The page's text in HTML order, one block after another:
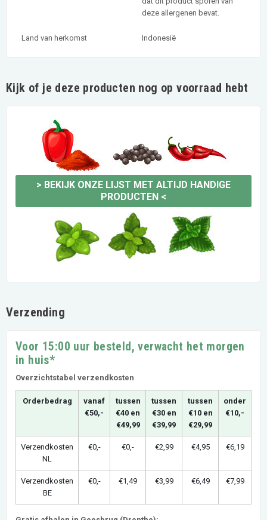
deze allergenen bevat.
Land van herkomst Indonesië
Kijk of je deze producten nog op voorraad hebt
> BEKIJK ONZE LIJST MET ALTIJD HANDIGE
PRODUCTEN <
Verzending
Voor 15:00 uur besteld, verwacht het morgen
in huis*
Overzichtstabel verzendkosten
Orderbedrag
vanaf
€50,-
tussen
€40 en
€49,99
tussen
€30 en
€39,99
tussen
€10 en
€29,99
onder
€10,-
Verzendkosten
NL
€0,- €0,- €2,99 €4,95 €6,19
Verzendkosten
BE
€0,- €1,49 €3,99 €6,49 €7,99